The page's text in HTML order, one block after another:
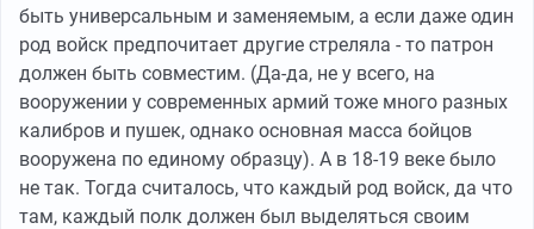
быть универсальным и заменяемым, а если даже один
род войск предпочитает другие стреляла - то патрон
должен быть совместим. (Да-да, не у всего, на
вооружении у современных армий тоже много разных
калибров и пушек, однако основная масса бойцов
вооружена по единому образцу). А в 18-19 веке было
не так. Тогда считалось, что каждый род войск, да что
там, каждый полк должен был выделяться своим